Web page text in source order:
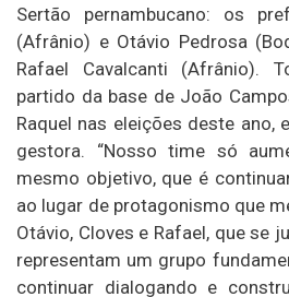
Sertão pernambucano: os
(Afrânio) e Otávio Pedrosa
Rafael Cavalcanti (Afrânio).
partido da base de João
Raquel nas eleições deste ano,
gestora. “Nosso time só
mesmo objetivo, que é
ao lugar de protagonismo que
Otávio, Cloves e Rafael, que se
representam um grupo
continuar dialogando e